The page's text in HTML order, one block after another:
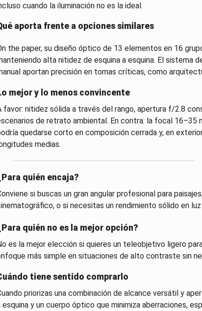
cuando la iluminación no es la ideal.
aporta frente a opciones similares
the paper, su diseño óptico de 13 elementos en 16
alta nitidez de esquina a esquina. El
aportan precisión en tomas críticas, como
mejor y lo menos convincente
favor: nitidez sólida a través del rango, apertura f/2.8
de retrato ambiental. En contra: la focal 16–35
quedarse corto en composición cerrada y, en
medias.
quién encaja?
si buscas un gran angular profesional para
o si necesitas un rendimiento sólido en
quién no es la mejor opción?
es la mejor elección si quieres un teleobjetivo ligero
más simple en situaciones de alto contraste sin
tiene sentido comprarlo
priorizas una combinación de alcance versátil y
esquina y un cuerpo óptico que minimiza aberraciones,